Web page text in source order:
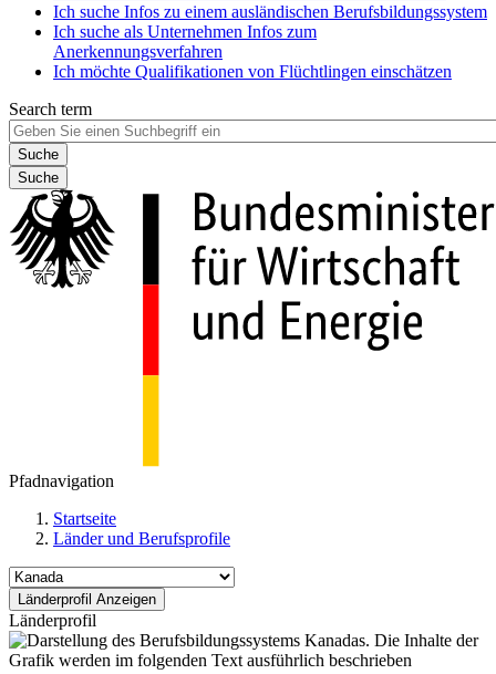
Ich suche Infos zu einem ausländischen Berufsbildungssystem
Ich suche als Unternehmen Infos zum
Anerkennungsverfahren
Ich möchte Qualifikationen von Flüchtlingen einschätzen
Search term
Suche
Pfadnavigation
Startseite
Länder und Berufsprofile
Länderprofil